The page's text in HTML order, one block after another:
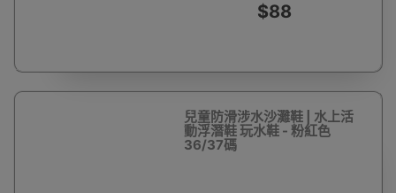
$88
兒童防滑涉水沙灘鞋 | 水上活
動浮潛鞋 玩水鞋 - 粉紅色
36/37碼